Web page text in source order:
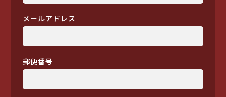
メールアドレス
郵便番号